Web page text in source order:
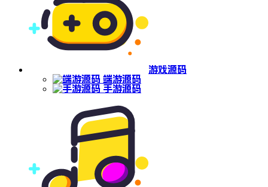
游戏源码
端游源码
手游源码